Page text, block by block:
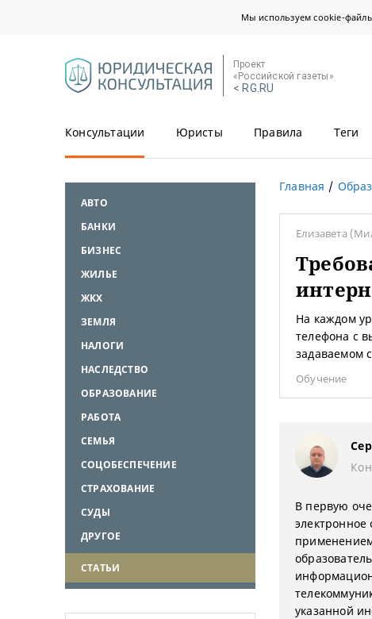
Мы используем cookie-
Проект
«Российской газеты»
< RG.RU
Консультации Юристы Правила Теги
АВТО
БАНКИ
БИЗНЕС
ЖИЛЬЕ
ЖКХ
ЗЕМЛЯ
НАЛОГИ
НАСЛЕДСТВО
ОБРАЗОВАНИЕ
РАБОТА
СЕМЬЯ
СОЦОБЕСПЕЧЕНИЕ
СТРАХОВАНИЕ
СУДЫ
ДРУГОЕ
СТАТЬИ
Главная
Елизавета
На каждом
телефона с
задаваемом
Обучение
В первую
электронное
указанной